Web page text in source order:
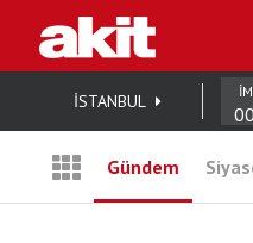
İSTANBUL
Gündem